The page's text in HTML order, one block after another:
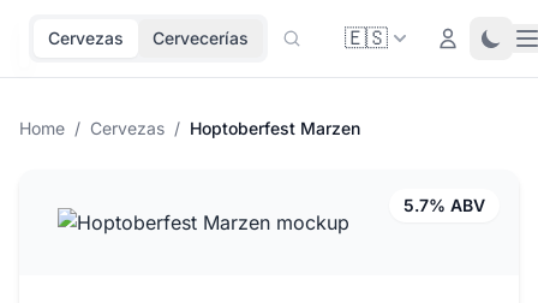
Cervezas Cervecerías 🇪🇸 Login
Home / Cervezas / Hoptoberfest Marzen
5.7% ABV